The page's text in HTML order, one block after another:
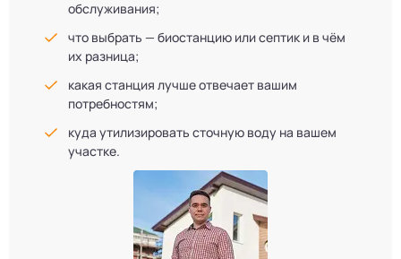
обслуживания;
что выбрать — биостанцию или септик и в чём
их разница;
какая станция лучше отвечает вашим
потребностям;
куда утилизировать сточную воду на вашем
участке.